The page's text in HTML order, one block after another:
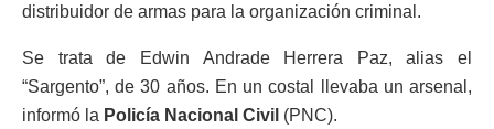
distribuidor de armas para la organización criminal.
Se trata de Edwin Andrade Herrera Paz, alias el
“Sargento”, de 30 años. En un costal llevaba un arsenal,
informó la Policía Nacional Civil (PNC).